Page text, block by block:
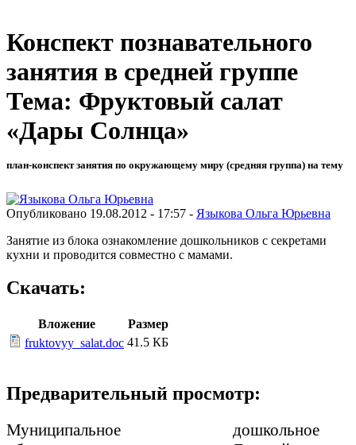
Конспект познавательного
занятия в средней группе
Тема: Фруктовый салат
«Дары Солнца»
план-конспект занятия по окружающему миру (средняя группа) на тему
Опубликовано 19.08.2012 - 17:57 - Языкова Ольга Юрьевна
Занятие из блока ознакомление дошкольников с секретами
кухни и проводится совместно с мамами.
Скачать:
Вложение
Размер
fruktovyy_salat.doc 41.5 КБ
Предварительный просмотр:
Муниципальное дошкольное